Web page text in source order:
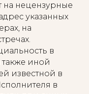
на нецензурные
указанных
на
в
иной
известной в
в